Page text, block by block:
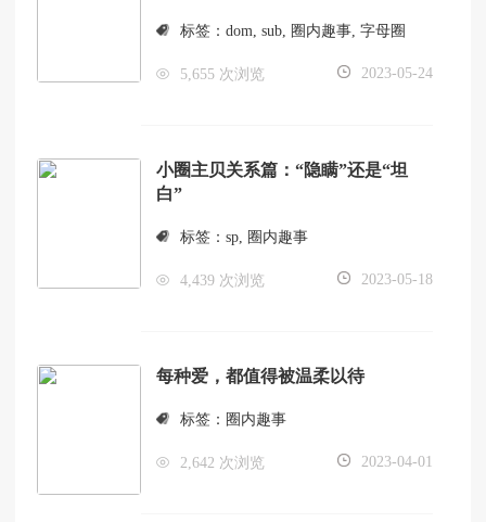
标签：dom,sub, 圈内趣事,字母圈
5,655 次浏览 2023-05-24
小圈主贝关系篇：“隐瞒”还是“坦
白”
标签：sp, 圈内趣事
4,439 次浏览 2023-05-18
每种爱，都值得被温柔以待
标签： 圈内趣事
2,642 次浏览 2023-04-01